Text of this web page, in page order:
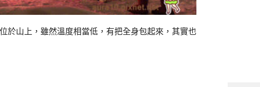
於山上，雖然溫度相當低，有把全身包起來，其實也